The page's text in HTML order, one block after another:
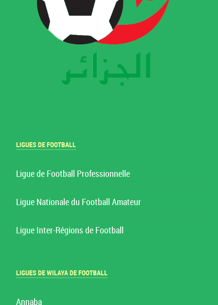
LIGUES DE FOOTBALL
Ligue de Football Professionnelle
Ligue Nationale du Football Amateur
Ligue Inter-Régions de Football
LIGUES DE WILAYA DE FOOTBALL
Annaba